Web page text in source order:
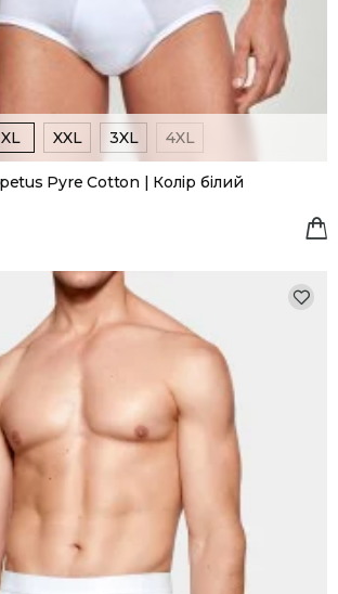
XL XXL 3XL 4XL
Pyre Cotton | Колір білий